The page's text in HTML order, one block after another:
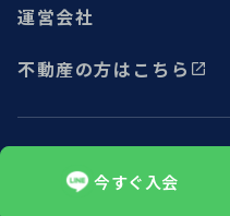
今すぐ入会
運営会社
不動産の方はこちら
サイトマップ